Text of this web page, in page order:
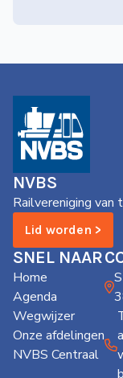
NVBS
Railvereniging van
Lid worden >
SNEL NAAR
Home
Agenda
Wegwijzer
Onze afdelingen
NVBS Centraal